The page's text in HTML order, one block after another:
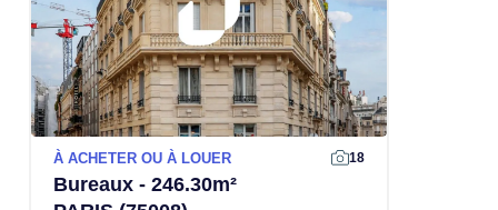
À ACHETER OU À LOUER 18
Bureaux - 246.30m²